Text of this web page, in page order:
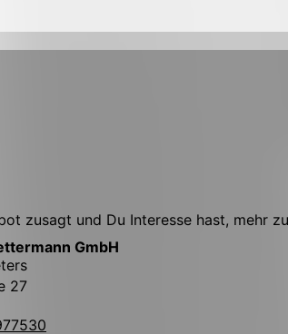
zusagt und Du Interesse hast, mehr
GmbH
27